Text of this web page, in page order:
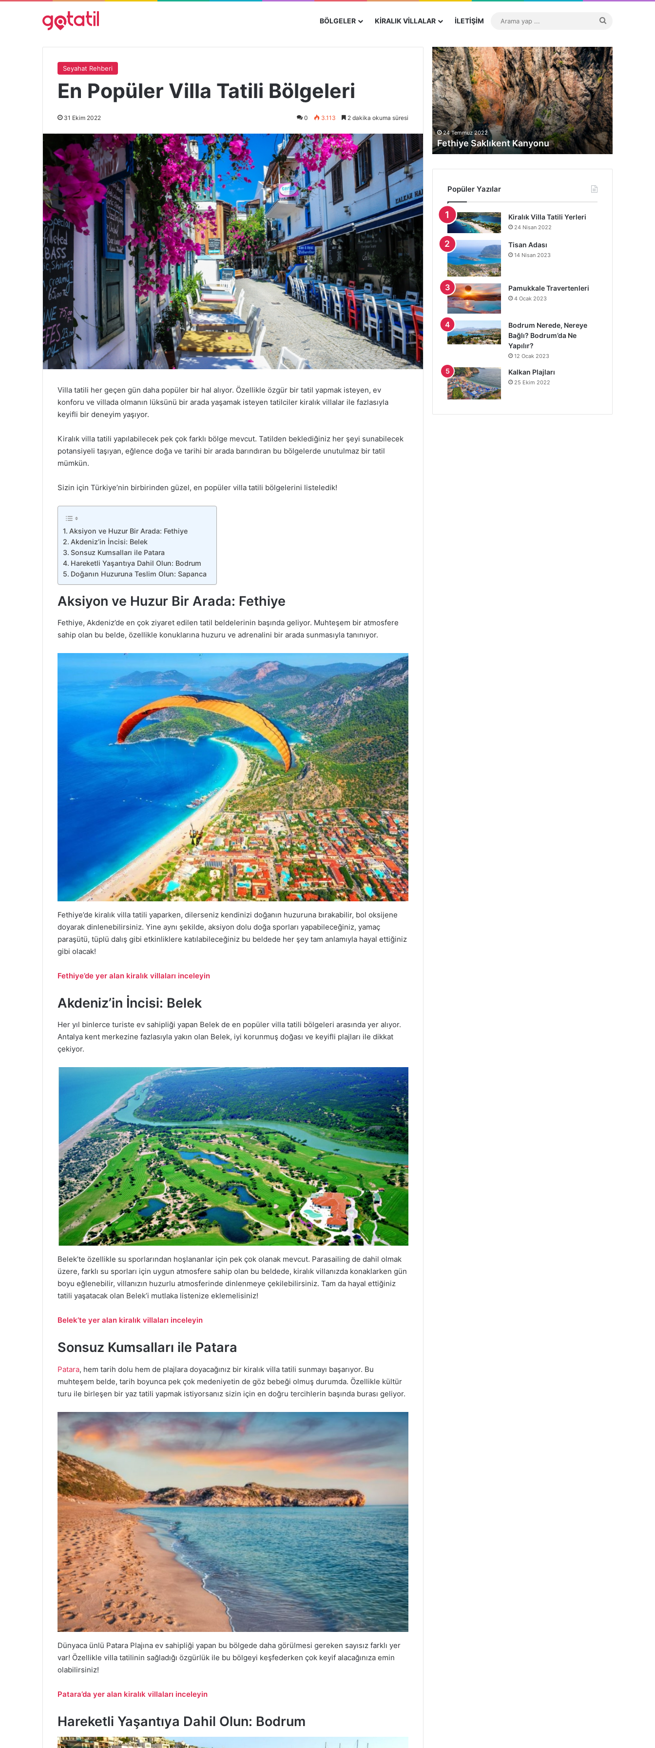
BÖLGELER KIRALIK VILLALAR İLETIŞIM
Seyahat Rehberi
En Popüler Villa Tatili Bölgeleri
31 Ekim 2022 0 3.113 2 dakika okuma süresi
Villa tatili her geçen gün daha popüler bir hal alıyor. Özellikle özgür bir tatil yapmak isteyen, ev
konforu ve villada olmanın lüksünü bir arada yaşamak isteyen tatilciler kiralık villalar ile fazlasıyla
keyifli bir deneyim yaşıyor.
Kiralık villa tatili yapılabilecek pek çok farklı bölge mevcut. Tatilden beklediğiniz her şeyi sunabilecek
potansiyeli taşıyan, eğlence doğa ve tarihi bir arada barındıran bu bölgelerde unutulmaz bir tatil
mümkün.
Sizin için Türkiye’nin birbirinden güzel, en popüler villa tatili bölgelerini listeledik!
Aksiyon ve Huzur Bir Arada: Fethiye
Akdeniz’in İncisi: Belek
Sonsuz Kumsalları ile Patara
Hareketli Yaşantıya Dahil Olun: Bodrum
Doğanın Huzuruna Teslim Olun: Sapanca
Aksiyon ve Huzur Bir Arada: Fethiye
Fethiye, Akdeniz’de en çok ziyaret edilen tatil beldelerinin başında geliyor. Muhteşem bir atmosfere
sahip olan bu belde, özellikle konuklarına huzuru ve adrenalini bir arada sunmasıyla tanınıyor.
Fethiye’de kiralık villa tatili yaparken, dilerseniz kendinizi doğanın huzuruna bırakabilir, bol oksijene
doyarak dinlenebilirsiniz. Yine aynı şekilde, aksiyon dolu doğa sporları yapabileceğiniz, yamaç
paraşütü, tüplü dalış gibi etkinliklere katılabileceğiniz bu beldede her şey tam anlamıyla hayal ettiğiniz
gibi olacak!
Fethiye’de yer alan kiralık villaları inceleyin
Akdeniz’in İncisi: Belek
Her yıl binlerce turiste ev sahipliği yapan Belek de en popüler villa tatili bölgeleri arasında yer alıyor.
Antalya kent merkezine fazlasıyla yakın olan Belek, iyi korunmuş doğası ve keyifli plajları ile dikkat
çekiyor.
Belek’te özellikle su sporlarından hoşlananlar için pek çok olanak mevcut. Parasailing de dahil olmak
üzere, farklı su sporları için uygun atmosfere sahip olan bu beldede, kiralık villanızda konaklarken gün
boyu eğlenebilir, villanızın huzurlu atmosferinde dinlenmeye çekilebilirsiniz. Tam da hayal ettiğiniz
tatili yaşatacak olan Belek’i mutlaka listenize eklemelisiniz!
Belek’te yer alan kiralık villaları inceleyin
Sonsuz Kumsalları ile Patara
Patara, hem tarih dolu hem de plajlara doyacağınız bir kiralık villa tatili sunmayı başarıyor. Bu
muhteşem belde, tarih boyunca pek çok medeniyetin de göz bebeği olmuş durumda. Özellikle kültür
turu ile birleşen bir yaz tatili yapmak istiyorsanız sizin için en doğru tercihlerin başında burası geliyor.
Dünyaca ünlü Patara Plajına ev sahipliği yapan bu bölgede daha görülmesi gereken sayısız farklı yer
var! Özellikle villa tatilinin sağladığı özgürlük ile bu bölgeyi keşfederken çok keyif alacağınıza emin
olabilirsiniz!
Patara’da yer alan kiralık villaları inceleyin
Hareketli Yaşantıya Dahil Olun: Bodrum
11 Ağustos 2022
Kaş’ta Gezilecek Yerler
7 Haziran 2022
Patara Plajı
24 Temmuz 2022
Fethiye Saklıkent Kanyonu
Popüler Yazılar
Kiralık Villa Tatili Yerleri
24 Nisan 2022
Tisan Adası
14 Nisan 2023
Pamukkale Travertenleri
4 Ocak 2023
Bodrum Nerede, Nereye
Bağlı? Bodrum’da Ne
Yapılır?
12 Ocak 2023
Kalkan Plajları
25 Ekim 2022